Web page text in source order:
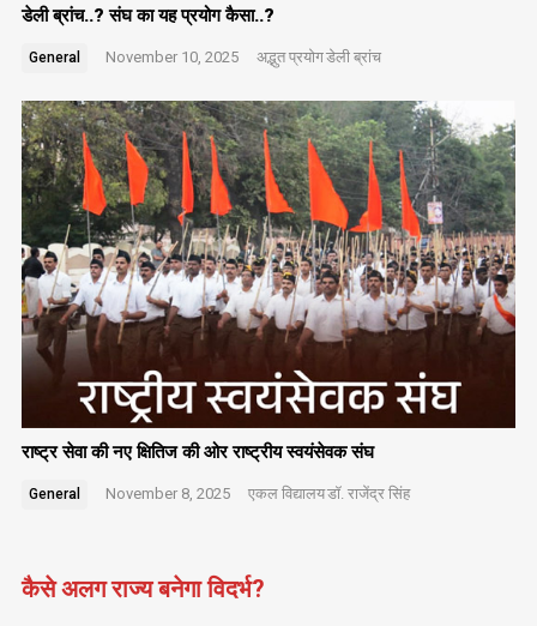
डेली ब्रांच..? संघ का यह प्रयोग कैसा..?
General November 10, 2025 अद्भुत प्रयोगडेली ब्रांच
राष्ट्र सेवा की नए क्षितिज की ओर राष्ट्रीय स्वयंसेवक संघ
General November 8, 2025 एकल विद्यालयडॉ. राजेंद्र सिंह
कैसे अलग राज्य बनेगा विदर्भ?